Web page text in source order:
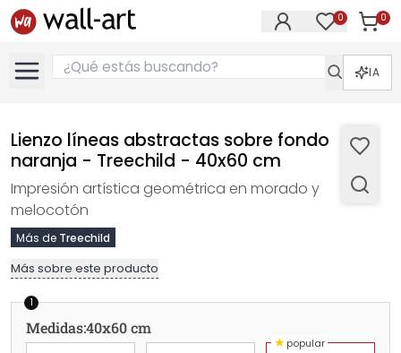
0 0
IA
Lienzo líneas abstractas sobre fondo
naranja - Treechild - 40x60 cm
Impresión artística geométrica en morado y
melocotón
Más de Treechild
Más sobre este producto
1
Medidas:40x60 cm
★popular